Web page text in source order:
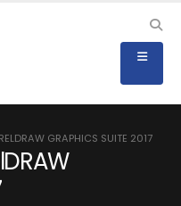
GRAPHICS SUITE 2017